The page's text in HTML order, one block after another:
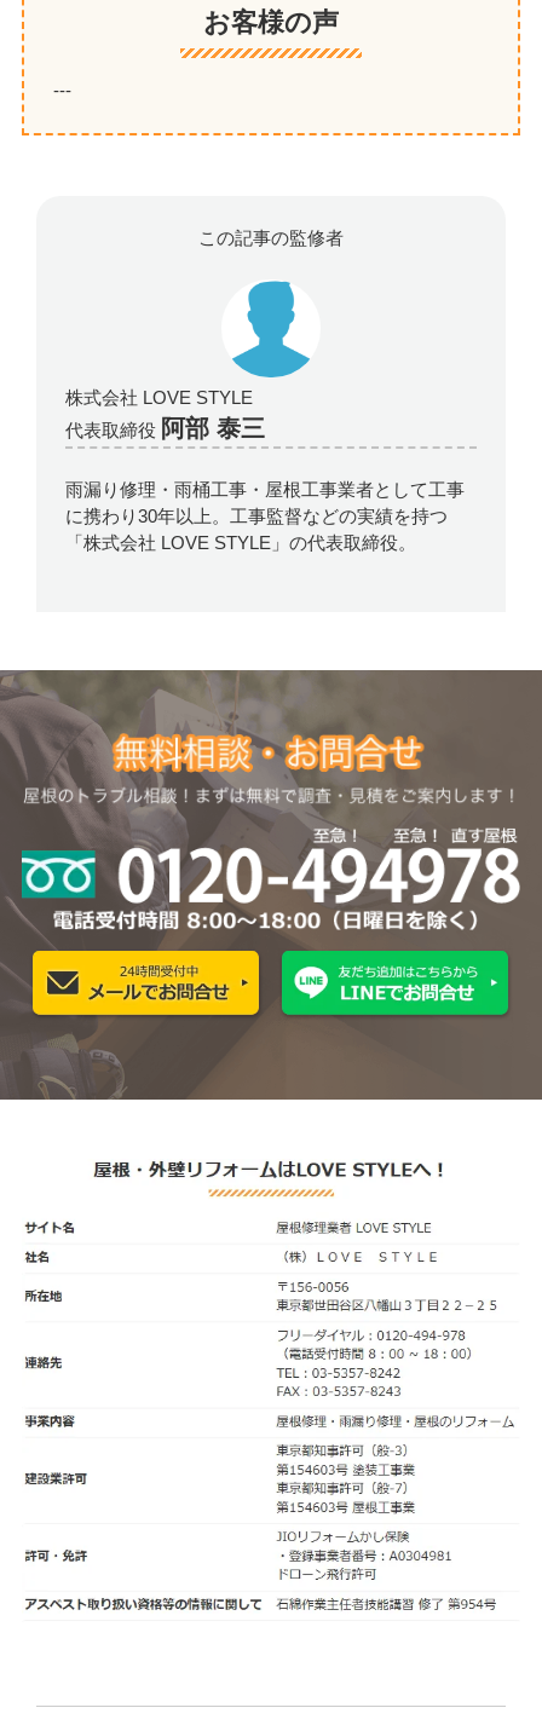
お客様の声
---
この記事の監修者
株式会社 LOVE STYLE
代表取締役 阿部 泰三
雨漏り修理・雨桶工事・屋根工事業者として工事
に携わり30年以上。工事監督などの実績を持つ
「株式会社 LOVE STYLE」の代表取締役。